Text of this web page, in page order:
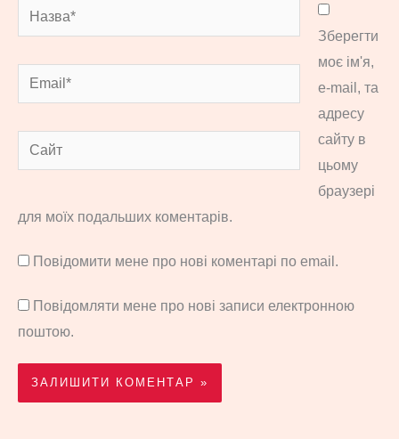
Назва*
Email*
Сайт
Зберегти
моє ім'я,
e-mail, та
адресу
сайту в
цьому
браузері
для моїх подальших коментарів.
Повідомити мене про нові коментарі по email.
Повідомляти мене про нові записи електронною
поштою.